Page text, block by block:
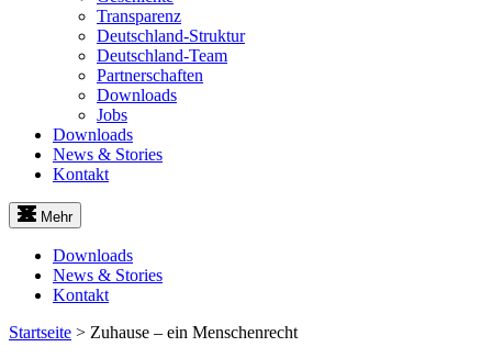
Transparenz
Deutschland-Struktur
Deutschland-Team
Partnerschaften
Downloads
Jobs
Downloads
News & Stories
Kontakt
Mehr
Downloads
News & Stories
Kontakt
Startseite > Zuhause – ein Menschenrecht